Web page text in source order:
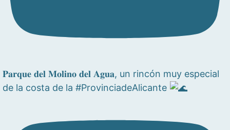
𝐏𝐚𝐫𝐪𝐮𝐞 𝐝𝐞𝐥 𝐌𝐨𝐥𝐢𝐧𝐨 𝐝𝐞𝐥 𝐀𝐠𝐮𝐚, un rincón muy especial
de la costa de la #ProvinciadeAlicante